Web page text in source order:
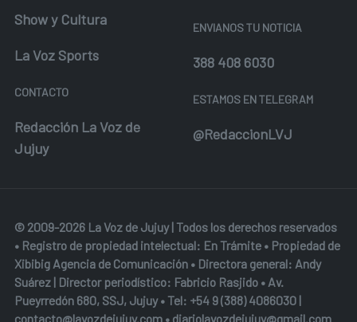
Show y Cultura
La Voz Sports
CONTACTO
Redacción La Voz de
Jujuy
ENVIANOS TU NOTICIA
388 408 6030
ESTAMOS EN TELEGRAM
@RedaccionLVJ
© 2009-2026 La Voz de Jujuy | Todos los derechos reservados
• Registro de propiedad intelectual: En Trámite • Propiedad de
Xibibig Agencia de Comunicación • Directora general: Andy
Suárez | Director periodístico: Fabricio Rasjido • Av.
Pueyrredón 680, SSJ, Jujuy • Tel: +54 9 (388) 4086030 |
contacto@lavozdejujuy.com • diariolavozdejujuy@gmail.com